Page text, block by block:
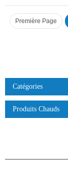
Première Page
Catégories
Produits Chauds